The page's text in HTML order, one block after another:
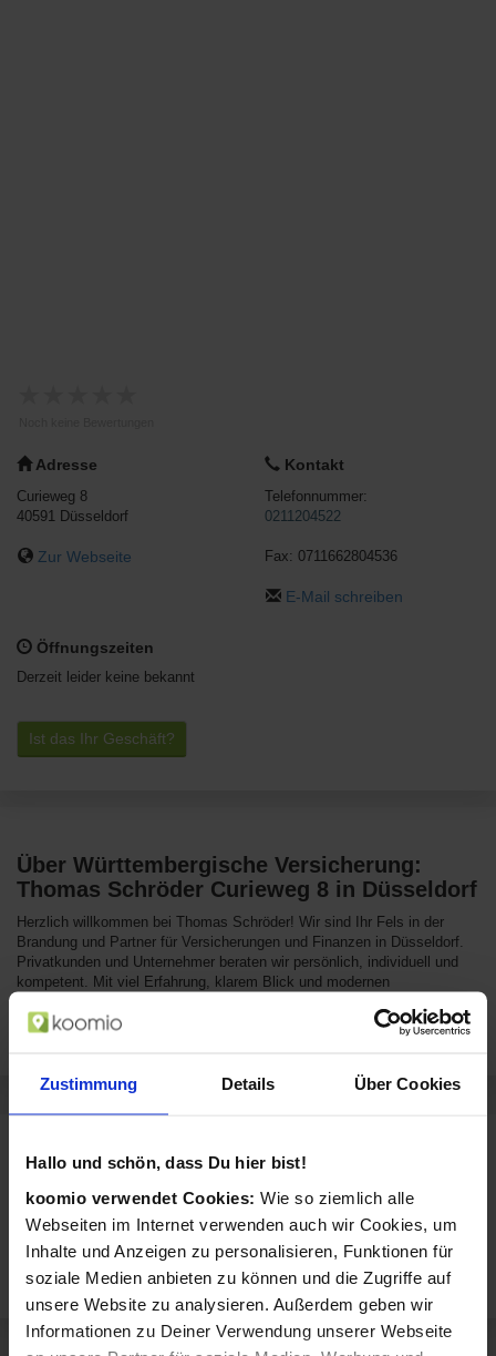
Zustimmung Details Über Cookies
Hallo und schön, dass Du hier bist!
koomio verwendet Cookies: Wie so ziemlich alle
Webseiten im Internet verwenden auch wir Cookies, um
Inhalte und Anzeigen zu personalisieren, Funktionen für
soziale Medien anbieten zu können und die Zugriffe auf
unsere Website zu analysieren. Außerdem geben wir
Informationen zu Deiner Verwendung unserer Webseite
Adresse
Curieweg 8
40591 Düsseldorf
Zur Webseite
Kontakt
Telefonnummer:
0211204522
Fax: 0711662804536
E-Mail schreiben
Öffnungszeiten
Derzeit leider keine bekannt
Ist das Ihr Geschäft?
Über Württembergische Versicherung:
Thomas Schröder Curieweg 8 in Düsseldorf
Herzlich willkommen bei Thomas Schröder! Wir sind Ihr Fels in der
Brandung und Partner für Versicherungen und Finanzen in Düsseldorf.
Privatkunden und Unternehmer beraten wir persönlich, individuell und
kompetent. Mit viel Erfahrung, klarem Blick und modernen
Sie unsere Beratungsqualität und vereinbaren Sie einen
Versicherung: Thomas Schröder
Württembergische Versicherung: Thomas Schröder verkauft Produkte
aus diesen Kategorien:
Beratung